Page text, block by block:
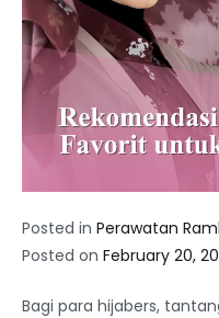
Posted in Perawatan
Posted on February 20,
Bagi para hijabers,